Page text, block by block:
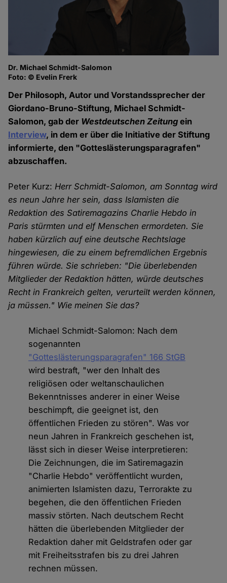
Dr. Michael Schmidt-Salomon
Foto: © Evelin Frerk
Der Philosoph, Autor und Vorstandssprecher der
Giordano-Bruno-Stiftung, Michael Schmidt-
Salomon, gab der Westdeutschen Zeitung ein
Interview, in dem er über die Initiative der Stiftung
informierte, den "Gotteslästerungsparagrafen"
abzuschaffen.
Peter Kurz:Herr Schmidt-Salomon, am Sonntag wird
es neun Jahre her sein, dass Islamisten die
Redaktion des Satiremagazins Charlie Hebdo in
Paris stürmten und elf Menschen ermordeten. Sie
haben kürzlich auf eine deutsche Rechtslage
hingewiesen, die zu einem befremdlichen Ergebnis
führen würde. Sie schrieben: "Die überlebenden
Mitglieder der Redaktion hätten, würde deutsches
Recht in Frankreich gelten, verurteilt werden können,
ja müssen." Wie meinen Sie das?
Michael Schmidt-Salomon: Nach dem
sogenannten
"Gotteslästerungsparagrafen" 166 StGB
wird bestraft, "wer den Inhalt des
religiösen oder weltanschaulichen
Bekenntnisses anderer in einer Weise
beschimpft, die geeignet ist, den
öffentlichen Frieden zu stören". Was vor
neun Jahren in Frankreich geschehen ist,
lässt sich in dieser Weise interpretieren:
Die Zeichnungen, die im Satiremagazin
"Charlie Hebdo" veröffentlicht wurden,
animierten Islamisten dazu, Terrorakte zu
begehen, die den öffentlichen Frieden
massiv störten. Nach deutschem Recht
hätten die überlebenden Mitglieder der
Redaktion daher mit Geldstrafen oder gar
mit Freiheitsstrafen bis zu drei Jahren
rechnen müssen.